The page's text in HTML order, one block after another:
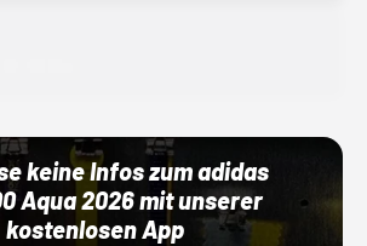
keine Infos zum adidas
Aqua 2026 mit unserer
kostenlosen App